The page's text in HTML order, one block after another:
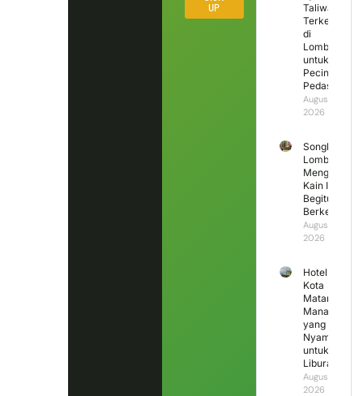
UP
Taliwang
Terkenal
di
Lombok
untuk
Pecinta
Pedas
August 6,
2026
Songket
Lombok
Mengapa
Kain Ini
Begitu
Berkesan?
August 5,
2026
Hotel di
Kota
Mataram
Mana
yang
Nyaman
untuk
Liburan?
August 4,
2026